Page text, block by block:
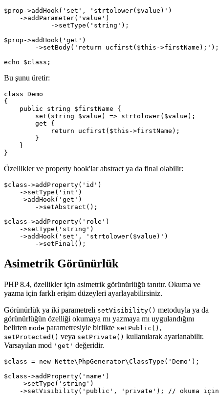
$prop->addHook('set', 'strtolower($value)')
    ->addParameter('value')
$prop->addHook('get')
Bu şunu üretir:
class Demo
{
    public string $firstName {
        set(string $value) => strtolower($value);
        get {
            return ucfirst($this->firstName);
        }
    }
Özellikler ve property hook'lar abstract ya da final olabilir:
$class->addProperty('id')
    ->setType('int')
    ->addHook('get')
        ->setAbstract();
$class->addProperty('role')
    ->setType('string')
    ->addHook('set', 'strtolower($value)')
Asimetrik Görünürlük
PHP 8.4, özellikler için asimetrik görünürlüğü tanıtır. Okuma ve
yazma için farklı erişim düzeyleri ayarlayabilirsiniz.
Görünürlük ya iki parametreli setVisibility() metoduyla ya da
görünürlüğün özelliği okumaya mı yazmaya mı uygulandığını
belirten mode parametresiyle birlikte setPublic() ,
setProtected() veya setPrivate() kullanılarak ayarlanabilir.
Varsayılan mod 'get' değeridir.
$class = new Nette\PhpGenerator\ClassType('Demo');
$class->addProperty('name')
    ->setType('string')
->setVisibility('public', 'private'); // okuma